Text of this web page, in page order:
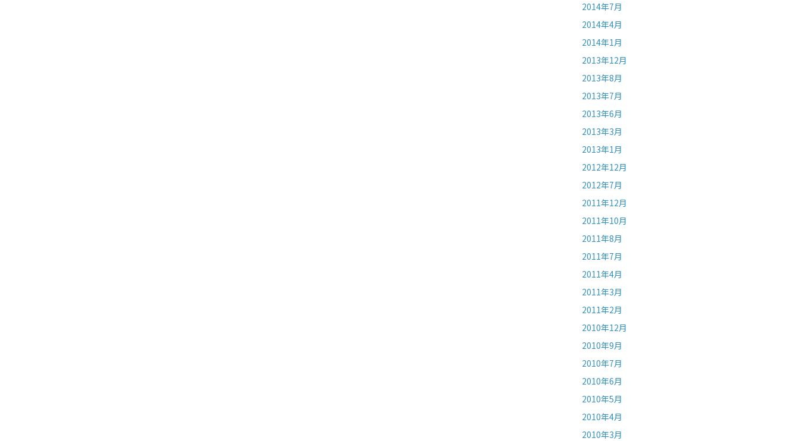
2014年7月
2014年4月
2014年1月
2013年12月
2013年8月
2013年7月
2013年6月
2013年3月
2013年1月
2012年12月
2012年7月
2011年12月
2011年10月
2011年8月
2011年7月
2011年4月
2011年3月
2011年2月
2010年12月
2010年9月
2010年7月
2010年6月
2010年5月
2010年4月
2010年3月